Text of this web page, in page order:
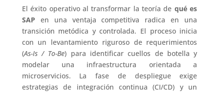
El éxito operativo al transformar la teoría de qué es
SAP en una ventaja competitiva radica en una
transición metódica y controlada. El proceso inicia
con un levantamiento riguroso de requerimientos
(As-Is / To-Be) para identificar cuellos de botella y
modelar una infraestructura orientada a
microservicios. La fase de despliegue exige
estrategias de integración continua (CI/CD) y un